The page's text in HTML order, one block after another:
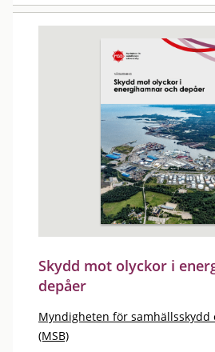
Skydd mot olyckor i
depåer
Myndigheten för samhällsskydd
(MSB)